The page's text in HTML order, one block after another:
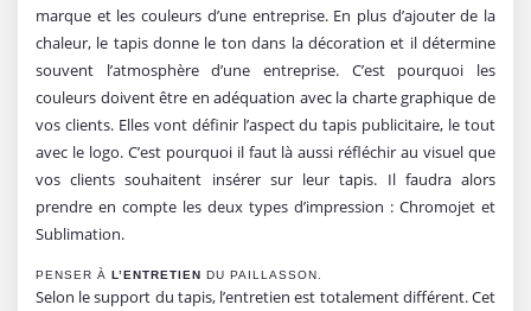
marque et les couleurs d’une entreprise. En plus d’ajouter de la
chaleur, le tapis donne le ton dans la décoration et il détermine
souvent l’atmosphère d’une entreprise. C’est pourquoi les
couleurs doivent être en adéquation avec la charte graphique de
vos clients. Elles vont définir l’aspect du tapis publicitaire, le tout
avec le logo. C’est pourquoi il faut là aussi réfléchir au visuel que
vos clients souhaitent insérer sur leur tapis. Il faudra alors
prendre en compte les deux types d’impression : Chromojet et
Sublimation.
PENSER À L’ENTRETIEN DU PAILLASSON.
Selon le support du tapis, l’entretien est totalement différent. Cet